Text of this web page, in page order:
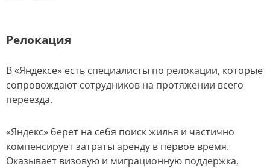
Релокация
В «Яндексе» есть специалисты по релокации, которые
сопровождают сотрудников на протяжении всего
переезда.
«Яндекс» берет на себя поиск жилья и частично
компенсирует затраты аренду в первое время.
Оказывает визовую и миграционную поддержка,